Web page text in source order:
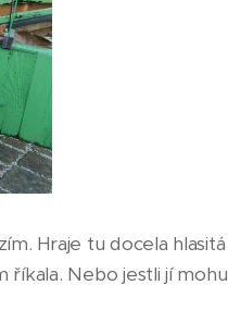
Hraje tu docela hlasitá
říkala. Nebo jestli jí mohu